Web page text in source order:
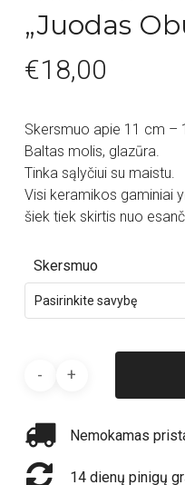
„Juodas
€18,00
Skersmuo apie 11 cm –
Baltas molis, glazūra.
Tinka sąlyčiui su maistu.
Visi keramikos gaminiai
šiek tiek skirtis nuo
Skersmuo
Pasirinkite savybę
Nemokamas
14 dienų pinigų